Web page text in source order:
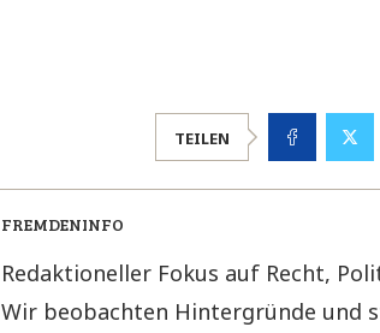
TEILEN
FREMDENINFO
Redaktioneller Fokus auf Recht,
Wir beobachten Hintergründe und